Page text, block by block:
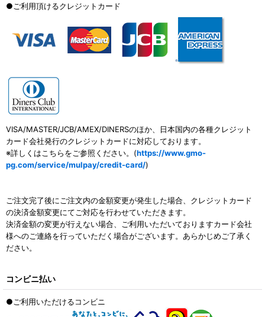
●ご利用頂けるクレジットカード
VISA/MASTER/JCB/AMEX/DINERSのほか、日本国内の各種クレジット
カード会社発行のクレジットカードに対応しております。
※詳しくはこちらをご参照ください。(https://www.gmo-
pg.com/service/mulpay/credit-card/)
ご注文完了後にご注文内の金額変更が発生した場合、クレジットカード
の決済金額変更にてご対応を行わせていただきます。
決済金額の変更が行えない場合、ご利用いただいておりますカード会社
様へのご連絡を行っていただく場合がございます。あらかじめご了承く
ださい。
コンビニ払い
●ご利用いただけるコンビニ